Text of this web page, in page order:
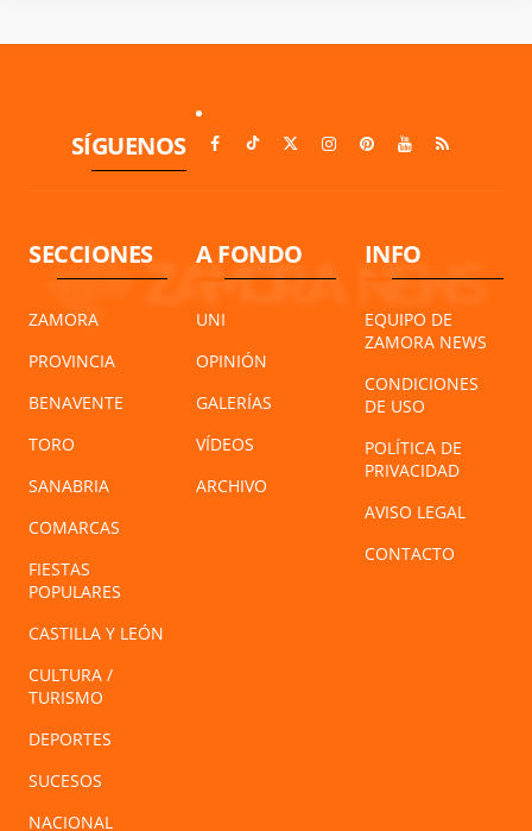
SÍGUENOS
SECCIONES
ZAMORA
PROVINCIA
BENAVENTE
TORO
SANABRIA
COMARCAS
FIESTAS
POPULARES
CASTILLA Y LEÓN
CULTURA /
TURISMO
DEPORTES
SUCESOS
NACIONAL
A FONDO
UNI
OPINIÓN
GALERÍAS
VÍDEOS
ARCHIVO
INFO
EQUIPO DE
ZAMORA NEWS
CONDICIONES
DE USO
POLÍTICA DE
PRIVACIDAD
AVISO LEGAL
CONTACTO